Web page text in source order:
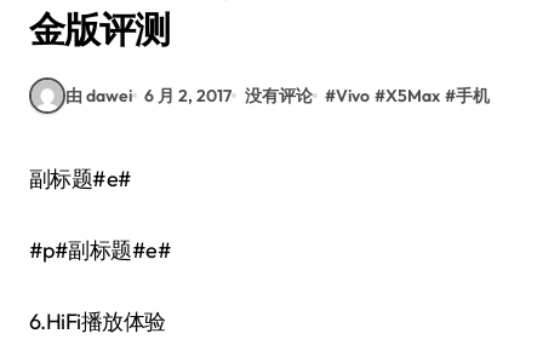
金版评测
由 dawei 6 月 2, 2017 没有评论 #Vivo #X5Max #手机
副标题#e#
#p#副标题#e#
6.HiFi播放体验